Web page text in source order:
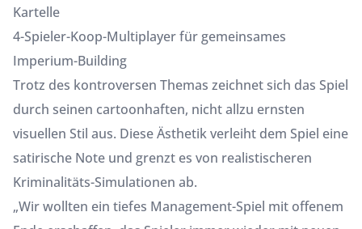
Kartelle
4-Spieler-Koop-Multiplayer für gemeinsames
Imperium-Building
Trotz des kontroversen Themas zeichnet sich das Spiel
durch seinen cartoonhaften, nicht allzu ernsten
visuellen Stil aus. Diese Ästhetik verleiht dem Spiel eine
satirische Note und grenzt es von realistischeren
Kriminalitäts-Simulationen ab.
„Wir wollten ein tiefes Management-Spiel mit offenem